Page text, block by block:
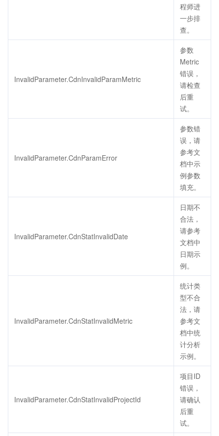
程师进
一步排
查。
InvalidParameter.CdnInvalidParamMetric
参数
Metric
错误，
请检查
后重
试。
InvalidParameter.CdnParamError
参数错
误，请
参考文
档中示
例参数
填充。
InvalidParameter.CdnStatInvalidDate
日期不
合法，
请参考
文档中
日期示
例。
InvalidParameter.CdnStatInvalidMetric
统计类
型不合
法，请
参考文
档中统
计分析
示例。
InvalidParameter.CdnStatInvalidProjectId
项目ID
错误，
请确认
后重
试。